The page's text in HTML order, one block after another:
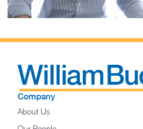
Company
About Us